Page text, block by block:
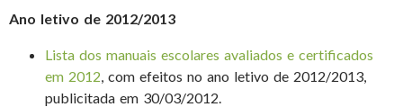
Ano letivo de 2012/2013
Lista dos manuais escolares avaliados e certificados
em 2012, com efeitos no ano letivo de 2012/2013,
publicitada em 30/03/2012.